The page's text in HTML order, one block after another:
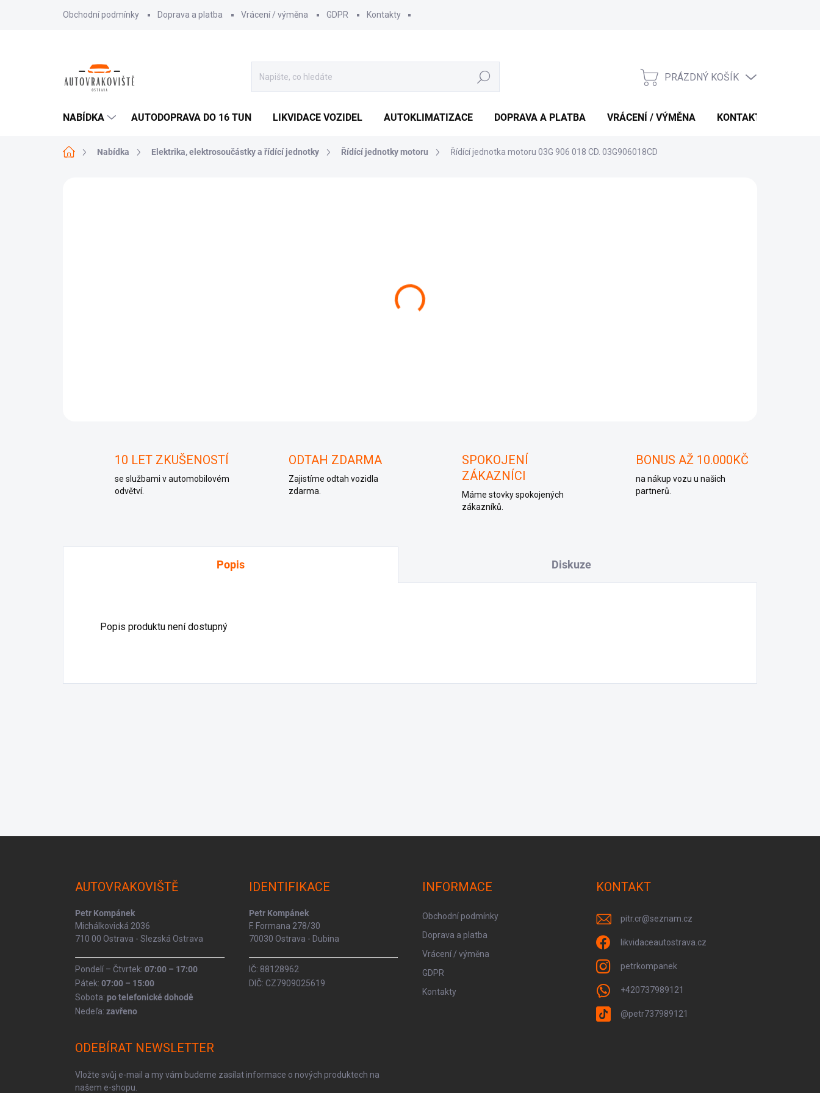
Obchodní podmínky Doprava a platba Vrácení / výměna GDPR Kontakty
Hledat
NÁKUPNÍ
PRÁZDNÝ KOŠÍK
NABÍDKA AUTODOPRAVA DO 16 TUN LIKVIDACE VOZIDEL AUTOKLIMATIZACE DOPRAVA A PLATBA VRÁCENÍ / VÝMĚNA KONTAKTY
Domů Nabídka Elektrika, elektrosoučástky a řídící jednotky Řídící jednotky motoru Řídící jednotka motoru 03G 906 018 CD. 03G906018CD
10 LET ZKUŠENOSTÍ
se službami v automobilovém
odvětví.
ODTAH ZDARMA
Zajistíme odtah vozidla
zdarma.
SPOKOJENÍ
ZÁKAZNÍCI
Máme stovky spokojených
zákazníků.
BONUS AŽ 10.000KČ
na nákup vozu u našich
partnerů.
Popis Diskuze
Popis produktu není dostupný
AUTOVRAKOVIŠTĚ
Petr Kompánek
Michálkovická 2036
710 00 Ostrava - Slezská Ostrava
Pondelí – Čtvrtek: 07:00 – 17:00
Pátek: 07:00 – 15:00
Sobota: po telefonické dohodě
Nedeľa: zavřeno
IDENTIFIKACE
Petr Kompánek
F. Formana 278/30
70030 Ostrava - Dubina
IČ: 88128962
DIČ: CZ7909025619
INFORMACE
Obchodní podmínky
Doprava a platba
Vrácení / výměna
GDPR
Kontakty
KONTAKT
pitr.cr@seznam.cz
likvidaceautostrava.cz
petrkompanek
+420737989121
@petr737989121
ODEBÍRAT NEWSLETTER
Vložte svůj e-mail a my vám budeme zasílat informace o nových produktech na
našem e-shopu.